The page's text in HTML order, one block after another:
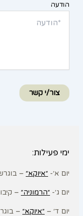
הודעה
צור/י קשר
ימי פעילות:
יום א׳-״איוקא״– בוגרשוב 4, תל
יום ג׳-״הרמוניה״–
יום ד׳ –״איוקא״– בוגרשוב 4,